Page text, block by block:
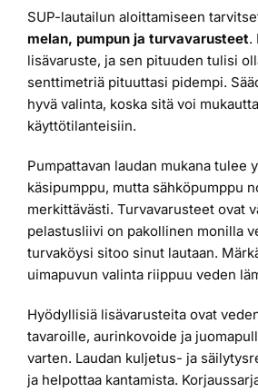
SUP-lautailun aloittamiseen
melan, pumpun ja turvavarusteet.
lisävaruste, ja sen pituuden tulisi
senttimetriä pituuttasi pidempi.
hyvä valinta, koska sitä voi
käyttötilanteisiin.
Pumpattavan laudan mukana tulee
käsipumppu, mutta sähköpumppu
merkittävästi. Turvavarusteet ovat
pelastusliivi on pakollinen monilla
turvaköysi sitoo sinut lautaan.
uimapuvun valinta riippuu veden
Hyödyllisiä lisävarusteita ovat
tavaroille, aurinkovoide ja
varten. Laudan kuljetus- ja
ja helpottaa kantamista.